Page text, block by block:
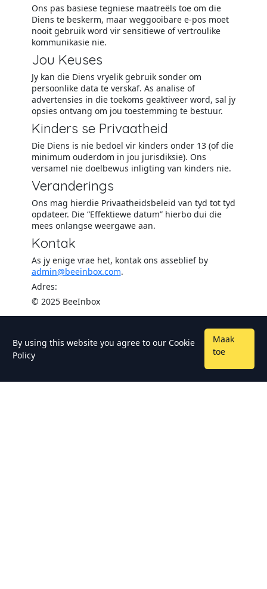
Ons pas basiese tegniese maatreëls toe om die
Diens te beskerm, maar weggooibare e-pos moet
nooit gebruik word vir sensitiewe of vertroulike
kommunikasie nie.
Jou Keuses
Jy kan die Diens vryelik gebruik sonder om
persoonlike data te verskaf. As analise of
advertensies in die toekoms geaktiveer word, sal jy
opsies ontvang om jou toestemming te bestuur.
Kinders se Privaatheid
Die Diens is nie bedoel vir kinders onder 13 (of die
minimum ouderdom in jou jurisdiksie). Ons
versamel nie doelbewus inligting van kinders nie.
Veranderings
Ons mag hierdie Privaatheidsbeleid van tyd tot tyd
opdateer. Die “Effektiewe datum” hierbo dui die
mees onlangse weergawe aan.
Kontak
As jy enige vrae het, kontak ons asseblief by
admin@beeinbox.com.
Adres:
© 2025 BeeInbox
By using this website you agree to our Cookie
Policy
Maak
toe